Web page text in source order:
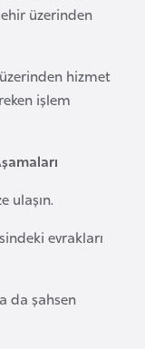
üzerinden
hizmet
işlem
ulaşın.
evrakları
da şahsen